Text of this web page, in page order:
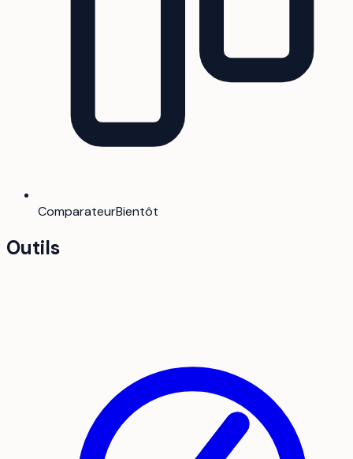
ComparateurBientôt
Outils